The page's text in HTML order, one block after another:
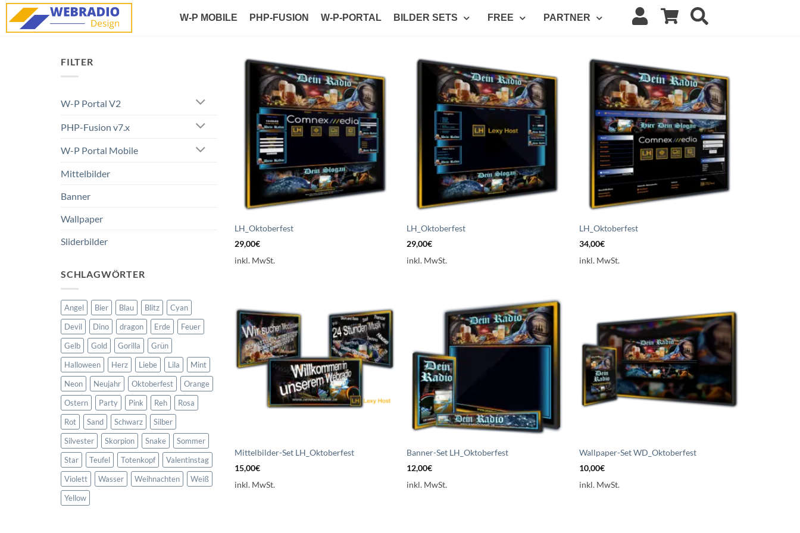
W-P MOBILE PHP-FUSION W-P-PORTAL BILDER SETS FREE PARTNER
FILTER
W-P Portal V2
PHP-Fusion v7.x
W-P Portal Mobile
Mittelbilder
Banner
Wallpaper
Sliderbilder
SCHLAGWÖRTER
Angel Bier Blau Blitz
Cyan
Devil
Dino dragon Erde
Feuer
Gelb
Gold Gorilla
Grün
Halloween
Herz Liebe Lila
Mint
Neon
Neujahr Oktoberfest
Orange
Ostern
Party Pink Reh
Rosa
Rot
Sand Schwarz
Silber
Silvester
Skorpion Snake
Sommer
Star
Teufel Totenkopf
Valentinstag
Violett
Wasser Weihnachten
Weiß
Yellow
Auf die
Wunschliste
setzen
LH_Oktoberfest
29,00€
inkl. MwSt.
Auf die
Wunschliste
setzen
LH_Oktoberfest
29,00€
inkl. MwSt.
Auf die
Wunschliste
setzen
LH_Oktoberfest
34,00€
inkl. MwSt.
Auf die
Wunschliste
setzen
Mittelbilder-Set LH_Oktoberfest
15,00€
inkl. MwSt.
Auf die
Wunschliste
setzen
Banner-Set LH_Oktoberfest
12,00€
inkl. MwSt.
Auf die
Wunschliste
setzen
Wallpaper-Set WD_Oktoberfest
10,00€
inkl. MwSt.